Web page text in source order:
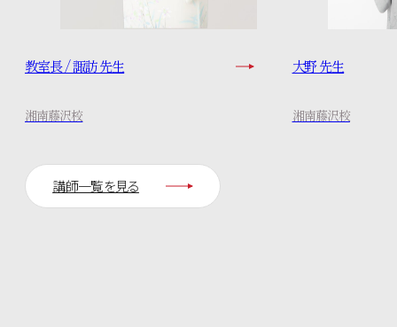
教室長 / 諏訪 先生
湘南藤沢校
大野 先生
湘南藤沢校
講師一覧を見る